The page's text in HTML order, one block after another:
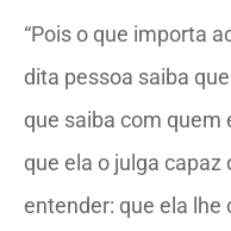
“Pois o que importa
dita pessoa saiba
que saiba com quem
que ela o julga capaz
entender: que ela lhe